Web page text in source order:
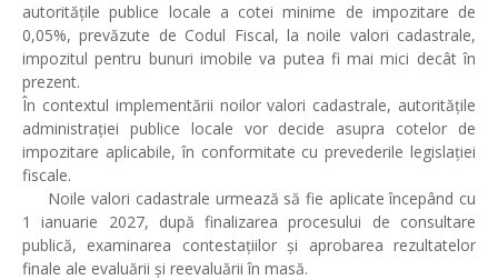
autoritățile publice locale a cotei minime de impozitare de
0,05%, prevăzute de Codul Fiscal, la noile valori cadastrale,
impozitul pentru bunuri imobile va putea fi mai mici decât în
prezent.
În contextul implementării noilor valori cadastrale, autoritățile
administrației publice locale vor decide asupra cotelor de
impozitare aplicabile, în conformitate cu prevederile legislației
fiscale.
Noile valori cadastrale urmează să fie aplicate începând cu
1 ianuarie 2027, după finalizarea procesului de consultare
publică, examinarea contestațiilor și aprobarea rezultatelor
finale ale evaluării și reevaluării în masă.